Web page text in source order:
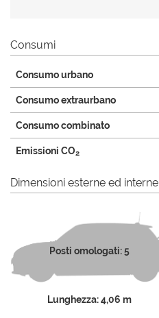
Consumi
Consumo urbano
Consumo extraurbano
Consumo combinato
Emissioni CO2
Dimensioni esterne ed interne
Posti omologati: 5
Lunghezza: 4,06 m